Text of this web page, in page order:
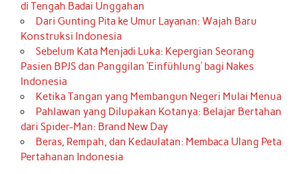
di Tengah Badai Unggahan
Dari Gunting Pita ke Umur Layanan: Wajah Baru
Konstruksi Indonesia
Sebelum Kata Menjadi Luka: Kepergian Seorang
Pasien BPJS dan Panggilan ‘Einfühlung’ bagi Nakes
Indonesia
Ketika Tangan yang Membangun Negeri Mulai Menua
Pahlawan yang Dilupakan Kotanya: Belajar Bertahan
dari Spider-Man: Brand New Day
Beras, Rempah, dan Kedaulatan: Membaca Ulang Peta
Pertahanan Indonesia